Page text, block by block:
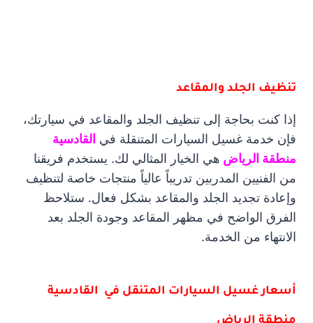
تنظيف الجلد والمقاعد
إذا كنت بحاجة إلى تنظيف الجلد والمقاعد في سيارتك،
فإن خدمة غسيل السيارات المتنقلة في القادسية
منطقة الرياض هي الخيار المثالي لك. يستخدم فريقنا
من الفنيين المدربين تدريباً عالياً منتجات خاصة لتنظيف
وإعادة تجديد الجلد والمقاعد بشكل فعال. ستلاحظ
الفرق الواضح في مظهر المقاعد وجودة الجلد بعد
الانتهاء من الخدمة.
أسعار غسيل السيارات المتنقل في القادسية